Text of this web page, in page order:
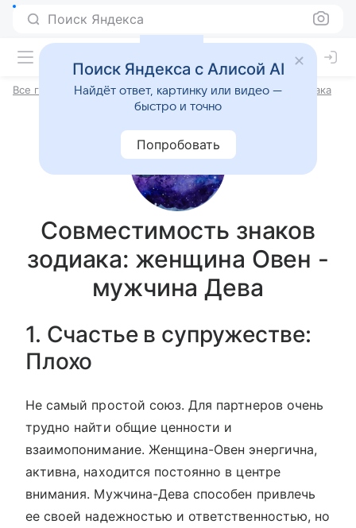
Поиск Яндекса
Все гороскопы Гороскоп совместимости по знакам Зодиака
Совместимость знаков
зодиака: женщина Овен -
мужчина Дева
1. Счастье в супружестве:
Плохо
Не самый простой союз. Для партнеров очень
трудно найти общие ценности и
взаимопонимание. Женщина-Овен энергична,
активна, находится постоянно в центре
внимания. Мужчина-Дева способен привлечь
ее своей надежностью и ответственностью, но
Поиск Яндекса с Алисой AI
Найдёт ответ, картинку или видео —
быстро и точно
Попробовать